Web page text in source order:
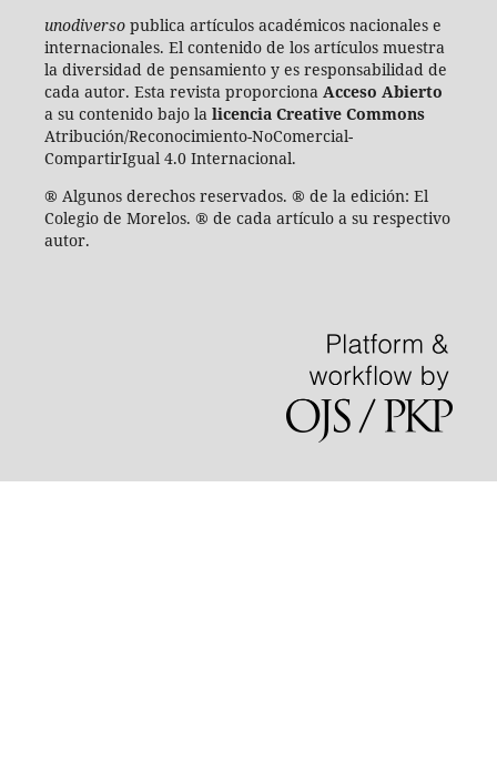
unodiversopublica artículos académicos nacionales e
internacionales. El contenido de los artículos muestra
la diversidad de pensamiento y es responsabilidad de
cada autor. Esta revista proporciona Acceso Abierto
a su contenido bajo la licencia Creative Commons
Atribución/Reconocimiento-NoComercial-
CompartirIgual 4.0 Internacional.
® Algunos derechos reservados. ® de la edición: El
Colegio de Morelos. ® de cada artículo a su respectivo
autor.